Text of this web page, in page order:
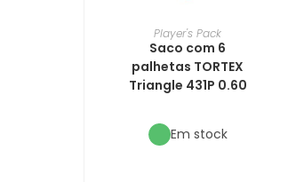
Player's Pack
Saco com 6
palhetas TORTEX
Triangle 431P 0.60
Em stock